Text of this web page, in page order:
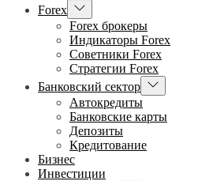
Forex Показывать
подменю
Forex брокеры
Индикаторы Forex
Советники Forex
Стратегии Forex
Банковский сектор Показывать
подменю
Автокредиты
Банковские карты
Депозиты
Кредитование
Бизнес
Инвестиции